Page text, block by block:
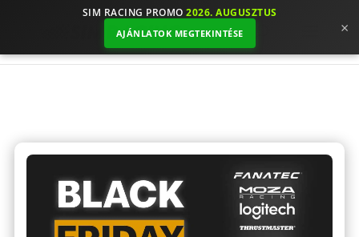
SIM RACING PROMO 2026. AUGUSZTUS
AJÁNLATOK MEGTEKINTÉSE ×